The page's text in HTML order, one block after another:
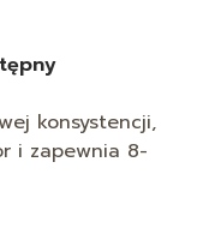
konsystencji,
i zapewnia 8-